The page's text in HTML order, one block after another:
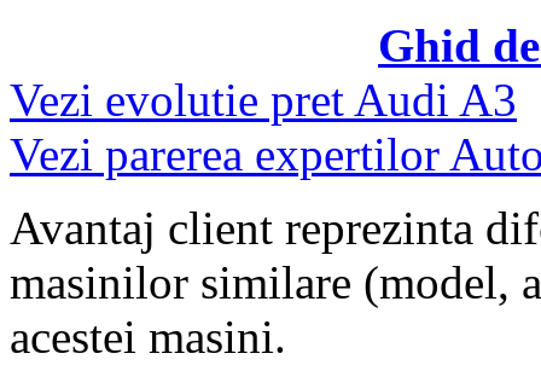
Ghid
Vezi evolutie pret Audi A3
Vezi parerea expertilor
Avantaj client reprezinta
masinilor similare (model,
acestei masini.